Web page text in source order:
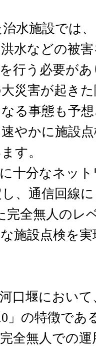
水施設では
水などの被
行う必要が
災害が起き
る事態も予
やかに施設
す。
十分なネッ
、通信回線に
完全無人のレ
施設点検を
口堰におい
」の特徴で
全無人での